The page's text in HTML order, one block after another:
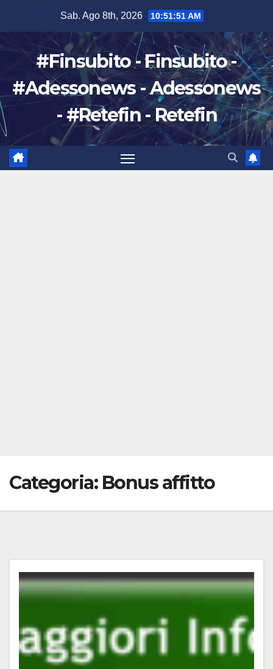
contenuto
Sab. Ago 8th, 2026 10:51:52 AM
#Finsubito - Finsubito -
#Adessonews - Adessonews
- #Retefin - Retefin
Categoria: Bonus affitto